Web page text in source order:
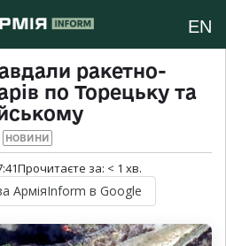
EN
ракетно-
по Торецьку та
НОВИНИ
Прочитаєте за: < 1 хв.
АрміяInform в Google